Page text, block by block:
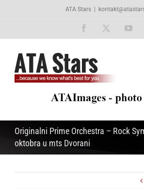
ATA Stars
Facebook
Originalni Prime Orchestra – Rock
oktobra u mts Dvorani